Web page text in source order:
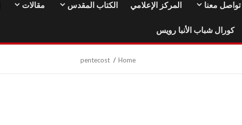
تواصل معنا المركز الإعلامي الكتاب المقدس مقالات
كورال شباب الأنبا رويس
Home
pentecost